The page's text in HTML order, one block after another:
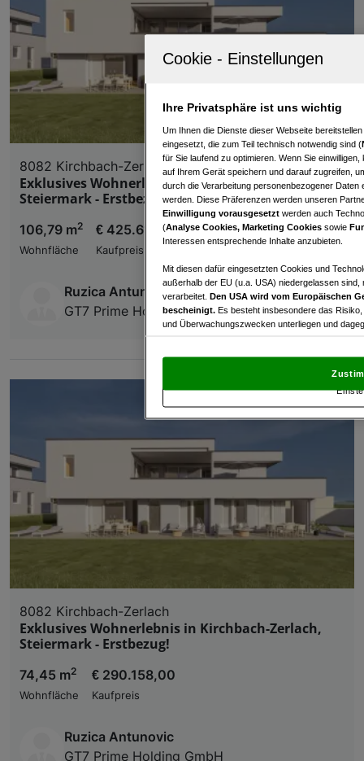
8082 Kirchbach-Zerlach
Exklusives Wohnerlebnis in Kirchbach-Zerlach,
Steiermark - Erstbezug!
106,79 m2
Wohnfläche
€ 425.618,00
Kaufpreis
Ruzica Antunovic
GT7 Prime Holding GmbH
8082 Kirchbach-Zerlach
Exklusives Wohnerlebnis in Kirchbach-Zerlach,
Steiermark - Erstbezug!
74,45 m2
Wohnfläche
€ 290.158,00
Kaufpreis
Ruzica Antunovic
GT7 Prime Holding GmbH
Ihre Privatsphäre ist uns wichtig
Um Ihnen die Dienste dieser Webseite
eingesetzt, die zum Teil technisch notwendig sind (
für Sie laufend zu optimieren. Wenn Sie
auf Ihrem Gerät speichern und darauf zugreifen,
durch die Verarbeitung personenbezogener
werden. Diese Präferenzen werden unseren
Einwilligung vorausgesetzt werden auch
(Analyse Cookies, Marketing Cookies sowie
Interessen entsprechende Inhalte anzubieten.
Mit diesen dafür eingesetzten Cookies und
außerhalb der EU (u.a. USA) niedergelassen
verarbeitet. Den USA wird vom Europäischen
bescheinigt. Es besteht insbesondere das
und Überwachungszwecken unterliegen und
und Widerspruch gegen die Verarbeitung auf der
„Cookie Einstellungen“, die sich auf jeder Seite
Wir und unsere Partner verarbeiten
Verwendung genauer Standortdaten.
Zugriff auf Informationen auf einem Endgerät.
Liste der Partner (Lieferanten)